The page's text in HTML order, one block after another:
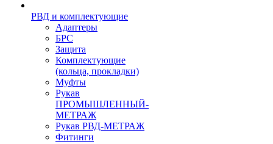
РВД и комплектующие
Адаптеры
БРС
Защита
Комплектующие
(кольца, прокладки)
Муфты
Рукав
ПРОМЫШЛЕННЫЙ-
МЕТРАЖ
Рукав РВД-МЕТРАЖ
Фитинги